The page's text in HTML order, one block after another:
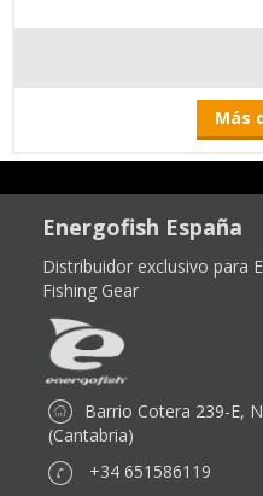
Más
Energofish España
Distribuidor exclusivo para
Fishing Gear
Barrio Cotera 239-E,
(Cantabria)
+34 651586119